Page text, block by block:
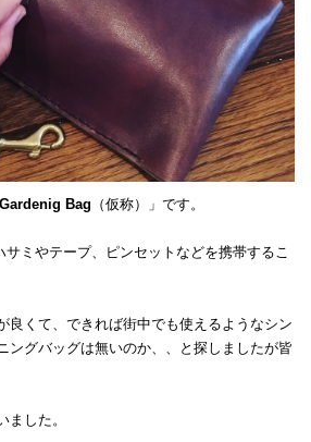
Bag （仮称）」です。
ミやテープ、ピンセットなどを携帯するこ
良くて、できれば街中でも使えるようなシン
ングバッグは無いのか、、と探しましたが皆
ました。